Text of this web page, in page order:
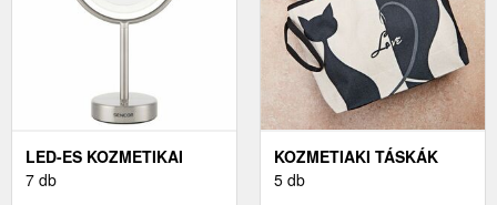
LED-ES KOZMETIKAI
TÜKÖR
7 db
KOZMETIAKI TÁSKÁK
5 db